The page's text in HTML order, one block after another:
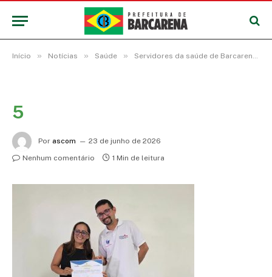
Início » Notícias » Saúde » Servidores da saúde de Barcarena concluem Curso Avançado de Libras e recebem certificados
5
Por ascom
23 de junho de 2026
Nenhum comentário
1 Min de leitura